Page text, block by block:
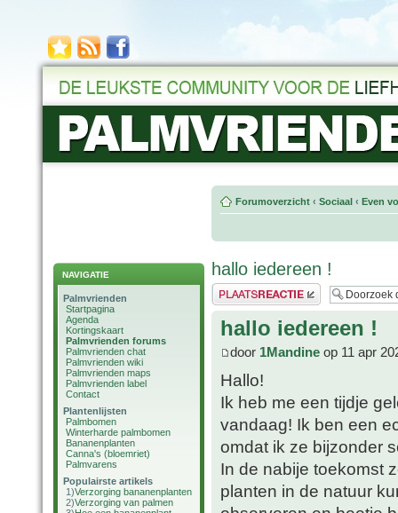
NAVIGATIE
Palmvrienden
Startpagina
Agenda
Kortingskaart
Palmvrienden forums
Palmvrienden chat
Palmvrienden wiki
Palmvrienden maps
Palmvrienden label
Contact
Plantenlijsten
Palmbomen
Winterharde palmbomen
Bananenplanten
Canna's (bloemriet)
Palmvarens
Populairste artikels
1)Verzorging bananenplanten
2)Verzorging van palmen
Forumoverzicht ‹ Sociaal ‹ Even
hallo iedereen !
Plaats een reactie
hallo iedereen !
door 1Mandine op 11 apr
Hallo!
Ik heb me een tijdje
vandaag! Ik ben een
omdat ik ze bijzonder
In de nabije toekomst
planten in de natuur